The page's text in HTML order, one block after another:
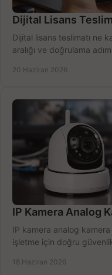
Dijital Lisans
Dijital lisans teslimatı ne
aralığı ve doğrulama
20 Haziran 2026
IP Kamera Analog
IP kamera analog
işletme için doğru
18 Haziran 2026